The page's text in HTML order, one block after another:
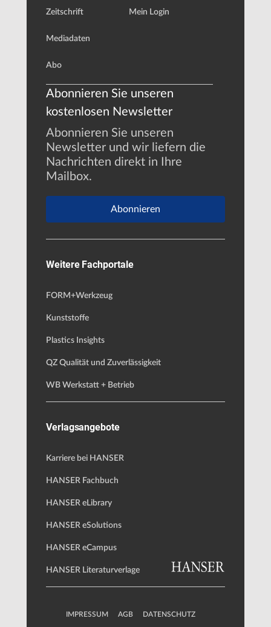
Zeitschrift
Mediadaten
Abo
Mein Login
Abonnieren Sie unseren
kostenlosen Newsletter
Abonnieren Sie unseren
Newsletter und wir liefern die
Nachrichten direkt in Ihre
Mailbox.
Abonnieren
Weitere Fachportale
FORM+Werkzeug
Kunststoffe
Plastics Insights
QZ Qualität und Zuverlässigkeit
WB Werkstatt + Betrieb
Verlagsangebote
Karriere bei HANSER
HANSER Fachbuch
HANSER eLibrary
HANSER eSolutions
HANSER eCampus
HANSER Literaturverlage
IMPRESSUM AGB DATENSCHUTZ